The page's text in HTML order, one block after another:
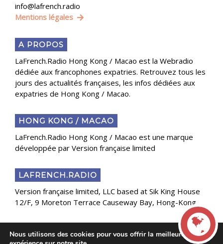
info@lafrench.radio
Mentions légales
A PROPOS
LaFrench.Radio Hong Kong / Macao est la Webradio
dédiée aux francophones expatries. Retrouvez tous les
jours des actualités françaises, les infos dédiées aux
expatries de Hong Kong / Macao.
HONG KONG / MACAO
LaFrench.Radio Hong Kong / Macao est une marque
développée par Version française limited
LAFRENCH.RADIO
Version française limited, LLC based at Sik King House
12/F, 9 Moreton Terrace Causeway Bay, Hong-Kong
Copyright 2025 Presse Généraliste des Français de
Nous utilisons des cookies pour vous offrir la meilleure